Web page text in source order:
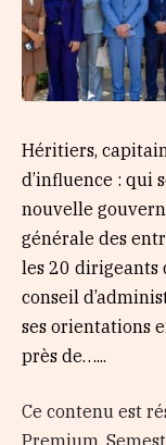
Héritiers,
d’influence : qui
nouvelle
générale des
les 20 dirigeants
conseil
ses orientations
près de…...
Ce contenu est